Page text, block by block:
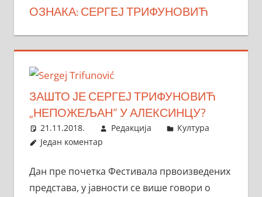
ОЗНАКА:СЕРГЕЈ ТРИФУНОВИЋ
ЗАШТО ЈЕ СЕРГЕЈ ТРИФУНОВИЋ
„НЕПОЖЕЉАН” У АЛЕКСИНЦУ?
21.11.2018. Редакција
Култура
Један коментар
Дан пре почетка Фестивала првоизведених
представа, у јавности се више говори о